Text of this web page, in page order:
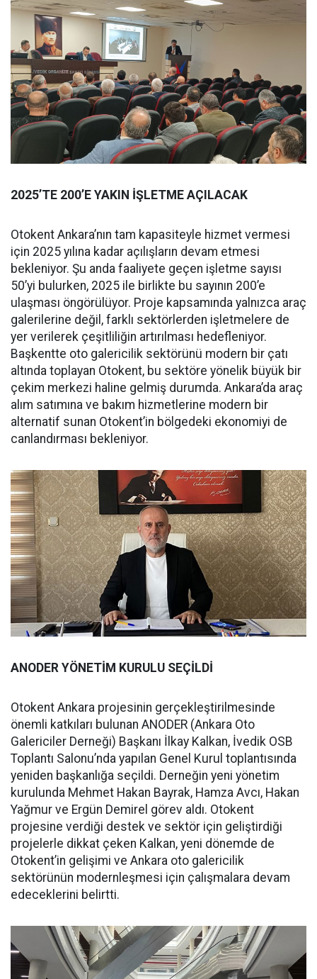
2025’TE 200’E YAKIN İŞLETME AÇILACAK
Otokent Ankara’nın tam kapasiteyle hizmet vermesi
için 2025 yılına kadar açılışların devam etmesi
bekleniyor. Şu anda faaliyete geçen işletme sayısı
50’yi bulurken, 2025 ile birlikte bu sayının 200’e
ulaşması öngörülüyor. Proje kapsamında yalnızca araç
galerilerine değil, farklı sektörlerden işletmelere de
yer verilerek çeşitliliğin artırılması hedefleniyor.
Başkentte oto galericilik sektörünü modern bir çatı
altında toplayan Otokent, bu sektöre yönelik büyük bir
çekim merkezi haline gelmiş durumda. Ankara’da araç
alım satımına ve bakım hizmetlerine modern bir
alternatif sunan Otokent’in bölgedeki ekonomiyi de
canlandırması bekleniyor.
ANODER YÖNETİM KURULU SEÇİLDİ
Otokent Ankara projesinin gerçekleştirilmesinde
önemli katkıları bulunan ANODER (Ankara Oto
Galericiler Derneği) Başkanı İlkay Kalkan, İvedik OSB
Toplantı Salonu’nda yapılan Genel Kurul toplantısında
yeniden başkanlığa seçildi. Derneğin yeni yönetim
kurulunda Mehmet Hakan Bayrak, Hamza Avcı, Hakan
Yağmur ve Ergün Demirel görev aldı. Otokent
projesine verdiği destek ve sektör için geliştirdiği
projelerle dikkat çeken Kalkan, yeni dönemde de
Otokent’in gelişimi ve Ankara oto galericilik
sektörünün modernleşmesi için çalışmalara devam
edeceklerini belirtti.